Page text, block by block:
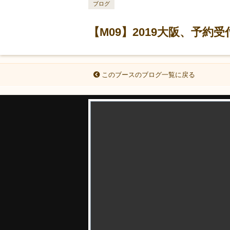
【M09】2019大阪、予約受
ブログ
このブースのブログ一覧に戻る